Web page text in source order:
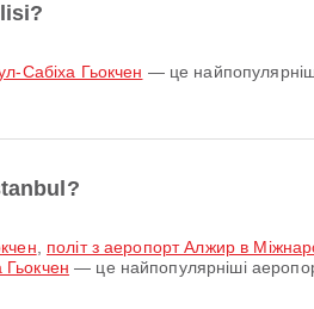
Сабіха Гьокчен — це
політ з аеропорт Алжир в
— це найпопулярніші